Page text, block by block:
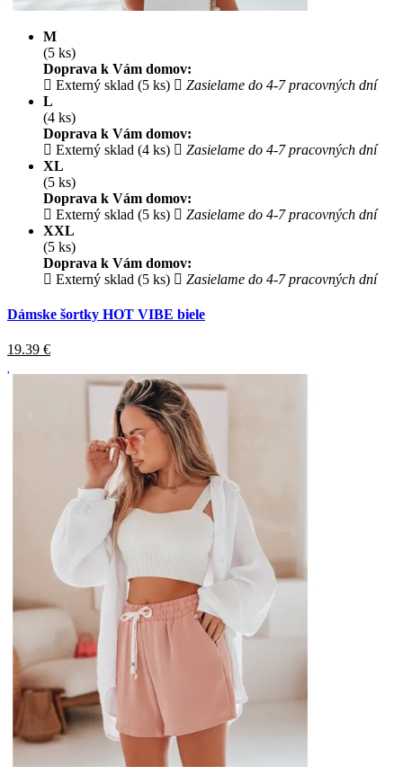
M
(5 ks)
Doprava k Vám domov:
Externý sklad (5 ks)
Zasielame do 4-7 pracovných dní
L
(4 ks)
Doprava k Vám domov:
Externý sklad (4 ks)
Zasielame do 4-7 pracovných dní
XL
(5 ks)
Doprava k Vám domov:
Externý sklad (5 ks)
Zasielame do 4-7 pracovných dní
XXL
(5 ks)
Doprava k Vám domov:
Externý sklad (5 ks)
Zasielame do 4-7 pracovných dní
Dámske šortky HOT VIBE biele
19.39 €